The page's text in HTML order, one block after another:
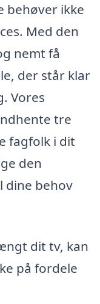
behøver ikke
Med den
nemt få
der står klar
Vores
tre
fagfolk i dit
den
dine behov
dit tv, kan
på fordele